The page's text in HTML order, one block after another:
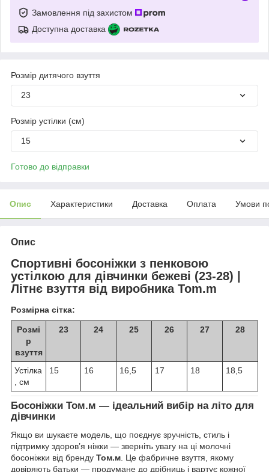
Замовлення під захистом
Доступна доставка
Розмір дитячого взуття
23
Розмір устілки (см)
15
Готово до відправки
Опис Характеристики Доставка Оплата Умови
Опис
Спортивні босоніжки з пенковою
устілкою для дівчинки бежеві (23-28) |
Літнє взуття від виробника Tom.m
Розмірна сітка:
Розмі
р
взуття
23 24 25 26 27 28
Устілка
, см
15 16 16,5 17 18 18,5
Босоніжки Том.м — ідеальний вибір на літо для
дівчинки
Якщо ви шукаєте модель, що поєднує зручність, стиль і
підтримку здоров’я ніжки — зверніть увагу на ці молочні
босоніжки від бренду Том.м. Це фабричне взуття, якому
довіряють батьки — продумане до дрібниць і вартує кожної